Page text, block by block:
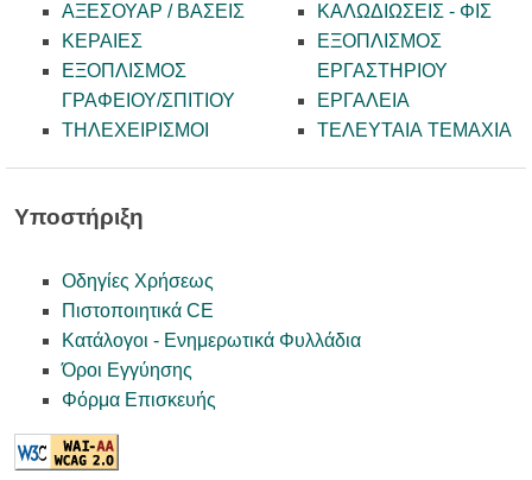
ΑΞΕΣΟΥΑΡ / ΒΑΣΕΙΣ
ΚΕΡΑΙΕΣ
ΕΞΟΠΛΙΣΜΟΣ
ΓΡΑΦΕΙΟΥ/ΣΠΙΤΙΟΥ
ΤΗΛΕΧΕΙΡΙΣΜΟΙ
ΚΑΛΩΔΙΩΣΕΙΣ - ΦΙΣ
ΕΞΟΠΛΙΣΜΟΣ
ΕΡΓΑΣΤΗΡΙΟΥ
ΕΡΓΑΛΕΙΑ
ΤΕΛΕΥΤΑΙΑ ΤΕΜΑΧΙΑ
Υποστήριξη
Οδηγίες Χρήσεως
Πιστοποιητικά CE
Κατάλογοι - Ενημερωτικά Φυλλάδια
Όροι Εγγύησης
Φόρμα Επισκευής